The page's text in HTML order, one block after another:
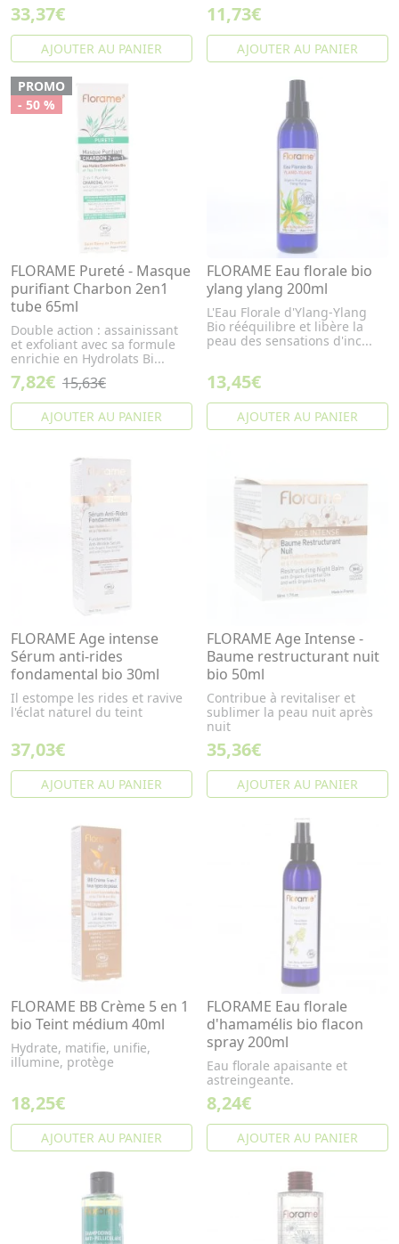
33,37€
AJOUTER AU PANIER
11,73€
AJOUTER AU PANIER
PROMO
- 50 %
FLORAME Pureté - Masque
purifiant Charbon 2en1
tube 65ml
Double action : assainissant
et exfoliant avec sa formule
enrichie en Hydrolats Bi...
7,82€ 15,63€
AJOUTER AU PANIER
FLORAME Eau florale bio
ylang ylang 200ml
L'Eau Florale d'Ylang-Ylang
Bio rééquilibre et libère la
peau des sensations d'inc...
13,45€
AJOUTER AU PANIER
FLORAME Age intense
Sérum anti-rides
fondamental bio 30ml
Il estompe les rides et ravive
l'éclat naturel du teint
37,03€
AJOUTER AU PANIER
FLORAME Age Intense -
Baume restructurant nuit
bio 50ml
Contribue à revitaliser et
sublimer la peau nuit après
nuit
35,36€
AJOUTER AU PANIER
FLORAME BB Crème 5 en 1
bio Teint médium 40ml
Hydrate, matifie, unifie,
illumine, protège
18,25€
AJOUTER AU PANIER
FLORAME Eau florale
d'hamamélis bio flacon
spray 200ml
Eau florale apaisante et
astreingeante.
8,24€
AJOUTER AU PANIER